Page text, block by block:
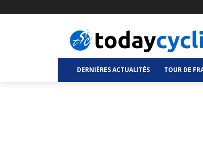
DERNIÈRES ACTUALITÉS TOUR DE